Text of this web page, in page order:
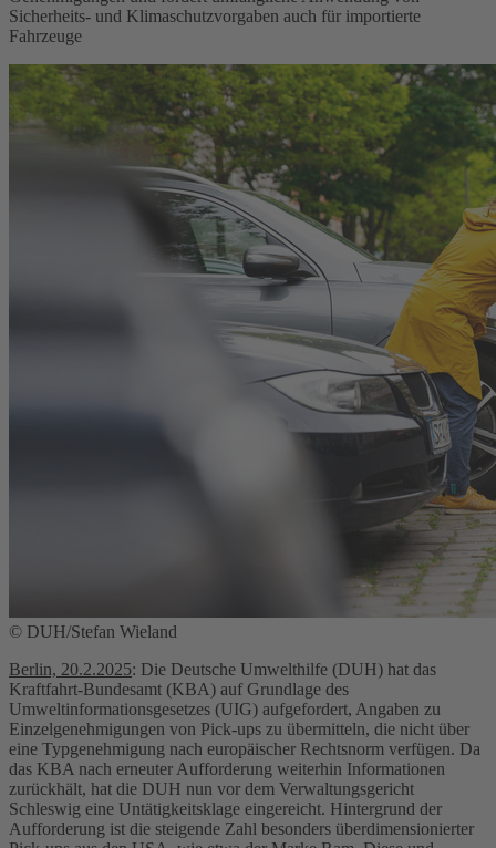
Sicherheits- und Klimaschutzvorgaben auch für importierte
Fahrzeuge
© DUH/Stefan Wieland
Berlin, 20.2.2025: Die Deutsche Umwelthilfe (DUH) hat das
Kraftfahrt-Bundesamt (KBA) auf Grundlage des
Umweltinformationsgesetzes (UIG) aufgefordert, Angaben zu
Einzelgenehmigungen von Pick-ups zu übermitteln, die nicht über
eine Typgenehmigung nach europäischer Rechtsnorm verfügen. Da
das KBA nach erneuter Aufforderung weiterhin Informationen
zurückhält, hat die DUH nun vor dem Verwaltungsgericht
Schleswig eine Untätigkeitsklage eingereicht. Hintergrund der
Aufforderung ist die steigende Zahl besonders überdimensionierter